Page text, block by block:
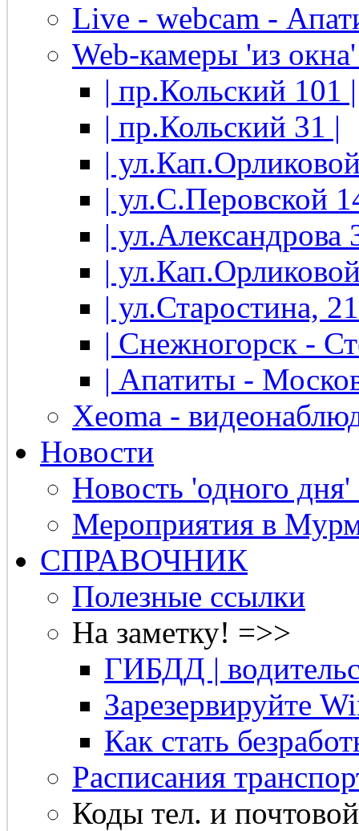
Live - webcam -
Web-камеры 'из
| пр.Кольский 101 |
| пр.Кольский 31 |
|
| ул.С.Перовской
| ул.Александрова
|
| ул.Старостина,
| Снежногорск -
| Апатиты -
Xeoma -
Новости
Новость 'одного
Мероприятия в
СПРАВОЧНИК
Полезные ссылки
На заметку! =>>
ГИБДД |
Зарезервируйте
Как стать
Расписания
Коды тел. и